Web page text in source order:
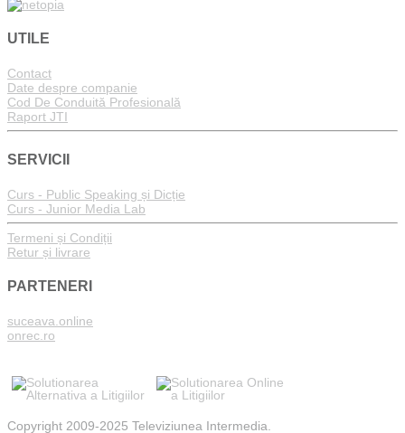
UTILE
Contact
Date despre companie
Cod De Conduită Profesională
Raport JTI
SERVICII
Curs - Public Speaking și Dicție
Curs - Junior Media Lab
Termeni și Condiții
Retur și livrare
PARTENERI
suceava.online
onrec.ro
Copyright 2009-2025 Televiziunea Intermedia.